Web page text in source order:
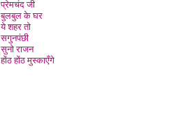
प्रेमचंद जी
बुलबुल के घर
ये शहर तो
सगुनपंछी
सुनो राजन
होंठ होंठ मुस्काएँगे